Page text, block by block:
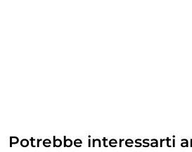
Potrebbe interessarti